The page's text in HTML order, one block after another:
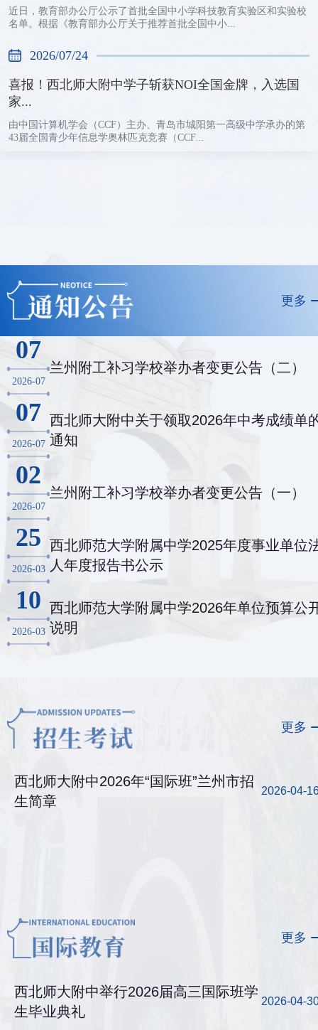
近日，教育部办公厅公示了首批全国中小学科技教育实验区和实验校
名单。根据《教育部办公厅关于推荐首批全国中小...
2026/07/24
喜报！西北师大附中学子斩获NOI全国金牌，入选国
家...
由中国计算机学会（CCF）主办、青岛市城阳第一高级中学承办的第
43届全国青少年信息学奥林匹克竞赛（CCF...
更多
07
2026-07
兰州附工补习学校举办者变更公告（二）
07
2026-07
西北师大附中关于领取2026年中考成绩单
通知
02
2026-07
兰州附工补习学校举办者变更公告（一）
25
2026-03
西北师范大学附属中学2025年度事业单位
人年度报告书公示
10
2026-03
西北师范大学附属中学2026年单位预算公
说明
更多
西北师大附中2026年“国际班”兰州市招
生简章
2026-04-
更多
西北师大附中举行2026届高三国际班学
生毕业典礼
2026-04-